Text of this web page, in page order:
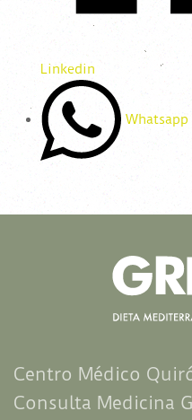
Linkedin
Whatsapp
Centro Médico
Consulta Medicina